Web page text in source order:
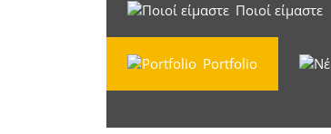
Ποιοί είμαστε
Portfolio